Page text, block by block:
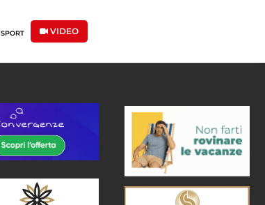
SPORT VIDEO